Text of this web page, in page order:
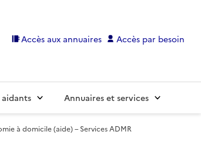
Accès aux annuaires Accès par besoin
Annuaires et services
à domicile (aide) – Services ADMR